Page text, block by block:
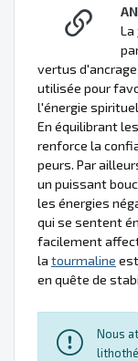
La
vertus
utilisée pour
l'énergie
En équilibrant
renforce la
peurs. Par
un puissant
les énergies
qui se sentent
facilement
la tourmaline
en quête de
Nous